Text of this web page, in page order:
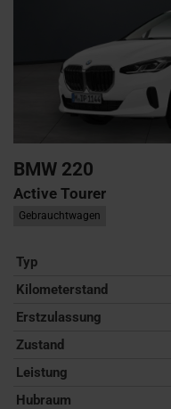
BMW 220
Active Tourer
Gebrauchtwagen
Typ
Kilometerstand
Erstzulassung
Zustand
Leistung
Hubraum